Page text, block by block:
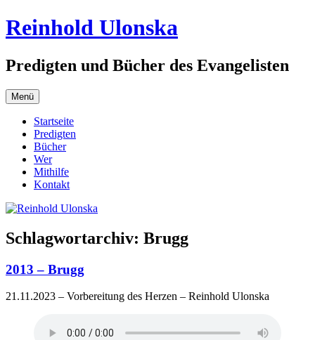
Zum
Inhalt
Reinhold Ulonska
Predigten und Bücher des Evangelisten
Menü
Startseite
Predigten
Bücher
Wer
Mithilfe
Kontakt
Schlagwortarchiv: Brugg
2013 – Brugg
21.11.2023 – Vorbereitung des Herzen – Reinhold Ulonska